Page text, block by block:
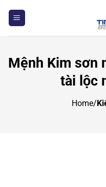
Mệnh Kim sơn
tài lộc
Home/